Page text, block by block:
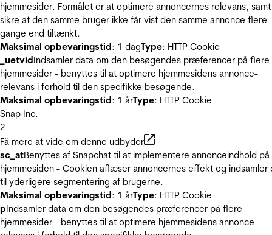
hjemmesider. Formålet er at optimere annoncernes relevans, samt
sikre at den samme bruger ikke får vist den samme annonce flere
gange end tiltænkt.
Maksimal opbevaringstid: 1 dagType: HTTP Cookie
_uetvidIndsamler data om den besøgendes præferencer på flere
hjemmesider - benyttes til at optimere hjemmesidens annonce-
relevans i forhold til den specifikke besøgende.
Maksimal opbevaringstid: 1 årType: HTTP Cookie
Snap Inc.
2
Få mere at vide om denne udbyder
sc_atBenyttes af Snapchat til at implementere annonceindhold på
hjemmesiden - Cookien aflæser annoncernes effekt og indsamler
til yderligere segmentering af brugerne.
Maksimal opbevaringstid: 1 årType: HTTP Cookie
pIndsamler data om den besøgendes præferencer på flere
hjemmesider - benyttes til at optimere hjemmesidens annonce-